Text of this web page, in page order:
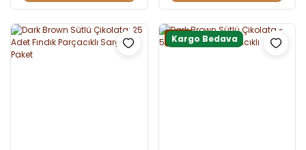
Kargo Bedava
Yeni